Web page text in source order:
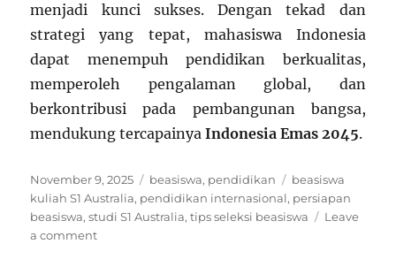
menjadi kunci sukses. Dengan tekad dan
strategi yang tepat, mahasiswa Indonesia
dapat menempuh pendidikan berkualitas,
memperoleh pengalaman global, dan
berkontribusi pada pembangunan bangsa,
mendukung tercapainyaIndonesia Emas 2045.
Posted
on
November 9, 2025 Categories
beasiswa, pendidikan Tags
beasiswa
kuliah S1 Australia, pendidikan internasional, persiapan
beasiswa,studi S1 Australia,tips seleksi beasiswa
Leave
a commenton